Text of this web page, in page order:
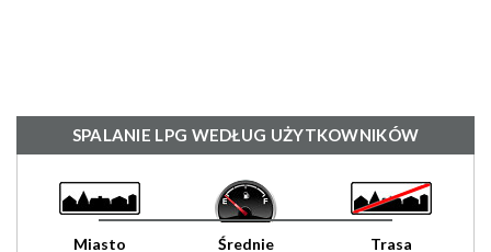
SPALANIE LPG WEDŁUG UŻYTKOWNIKÓW
Miasto Średnie Trasa